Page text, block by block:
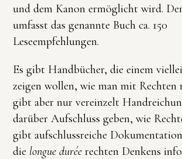
und dem Kanon ermöglicht wird.
umfasst das genannte Buch ca. 150
Leseempfehlungen.
Es gibt Handbücher, die einem
zeigen wollen, wie man mit Rechten
gibt aber nur vereinzelt
darüber Aufschluss geben, wie
gibt aufschlussreiche
die longue durée rechten Denkens